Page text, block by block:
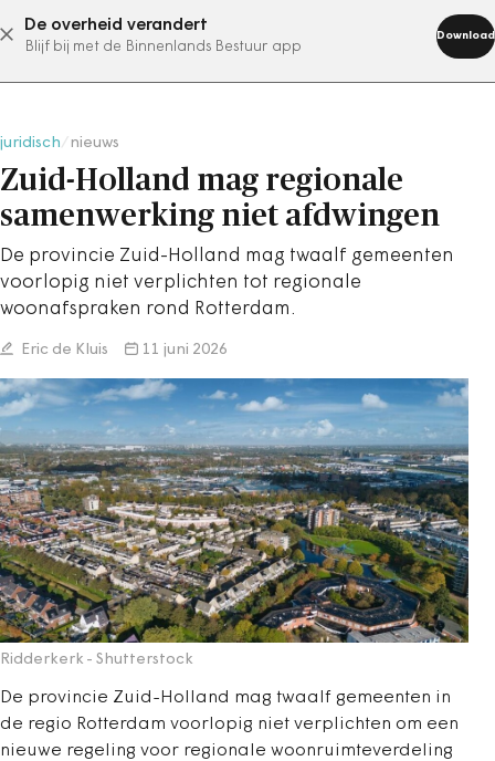
De overheid verandert
Blijf bij met de Binnenlands Bestuur app
Download
abonneer nu
juridisch nieuws
Zuid-Holland mag regionale
samenwerking niet afdwingen
De provincie Zuid-Holland mag twaalf gemeenten
voorlopig niet verplichten tot regionale
woonafspraken rond Rotterdam.
Eric de Kluis 11 juni 2026
Ridderkerk - Shutterstock
De provincie Zuid-Holland mag twaalf gemeenten in
de regio Rotterdam voorlopig niet verplichten om een
nieuwe regeling voor regionale woonruimteverdeling